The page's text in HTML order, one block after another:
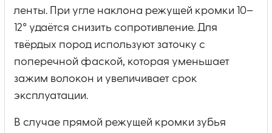
ленты. При угле наклона режущей кромки 10–
12° удаётся снизить сопротивление. Для
твёрдых пород используют заточку с
поперечной фаской, которая уменьшает
зажим волокон и увеличивает срок
эксплуатации.
В случае прямой режущей кромки зубья